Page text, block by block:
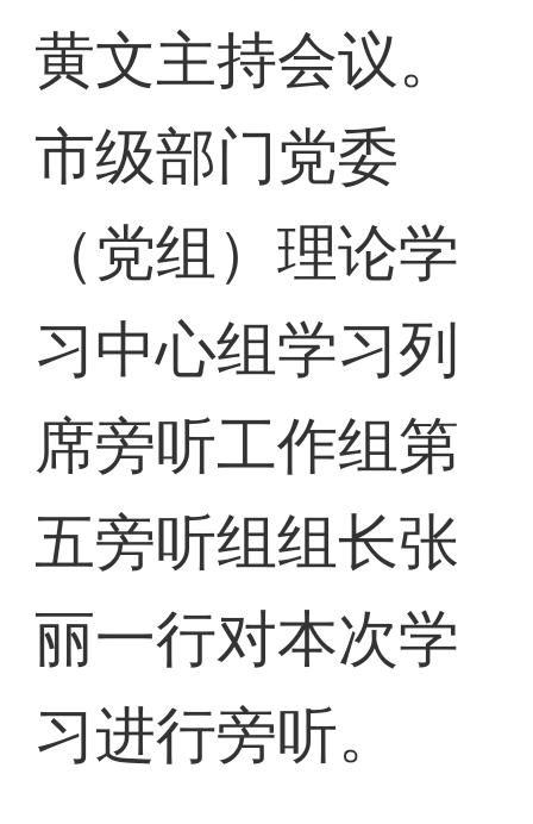
黄文主持会议。
市级部门党委
（党组）理论学
习中心组学习列
席旁听工作组第
五旁听组组长张
丽一行对本次学
习进行旁听。